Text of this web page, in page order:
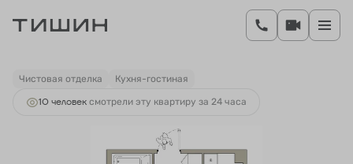
1-комнатная 40.74 м 7 803 991 руб.
Ипотекаот 33 077 руб.
Чистовая отделка Кухня-гостиная
10 человек смотрели эту квартиру за 24 часа